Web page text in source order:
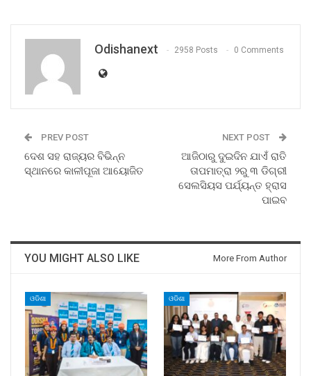
Odishanext 2958 Posts 0 Comments
PREV POST
ଦେଶ ସହ ରାଜ୍ୟର ବିଭିନ୍ନ
ସ୍ଥାନରେ କାଳୀପୂଜା ଆୟୋଜିତ
NEXT POST
ଆଜିଠାରୁ ଦୁଇଦିନ ଯାଏଁ ରାତି
ତାପମାତ୍ରା ୨ରୁ ୩ ଡିଗ୍ରୀ
ସେଲସିୟସ ପର୍ଯ୍ୟନ୍ତ ହ୍ରାସ
ପାଇବ
YOU MIGHT ALSO LIKE More From Author
ଓଡିଶା ଓଡିଶା